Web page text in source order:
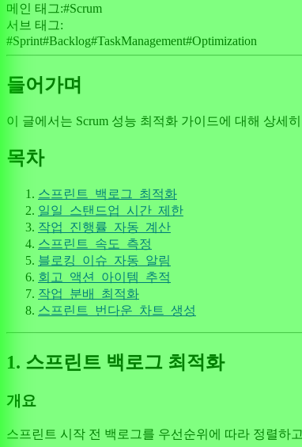
메인 태그:#Scrum
서브 태그:
#Sprint#Backlog#TaskManagement#Optimization
들어가며
이 글에서는 Scrum 성능 최적화 가이드에 대해 상세
목차
스프린트_백로그_최적화
일일_스탠드업_시간_제한
작업_진행률_자동_계산
스프린트_속도_측정
블로킹_이슈_자동_알림
회고_액션_아이템_추적
작업_분배_최적화
스프린트_번다운_차트_생성
1. 스프린트 백로그 최적화
개요
스프린트 시작 전 백로그를 우선순위에 따라 정렬하